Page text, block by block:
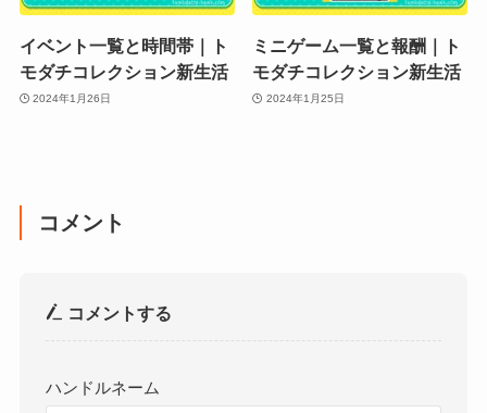
イベント一覧と時間帯｜ト
モダチコレクション新生活
2024年1月26日
ミニゲーム一覧と報酬｜ト
モダチコレクション新生活
2024年1月25日
コメント
コメントする
ハンドルネーム